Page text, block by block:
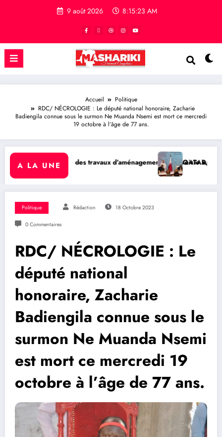
9 août 2026 8:15:24 AM
Accueil
Politique
RDC/ NÉCROLOGIE : Le député national honoraire, Zacharie
Badiengila connue sous le surmon Ne Muanda Nsemi est mort ce mercredi
19 octobre à l’âge de 77 ans.
A LA UNE
de la voirie sur l’avenue Nyofu 1: l’entreprise Group
QATAR/ POLITIQUE : Processus de Doha : le Qatar
Politique Rédaction 18 Octobre 2023
0 Commentaires
RDC/ NÉCROLOGIE : Le
député national
honoraire, Zacharie
Badiengila connue sous le
surmon Ne Muanda Nsemi
est mort ce mercredi 19
octobre à l’âge de 77 ans.